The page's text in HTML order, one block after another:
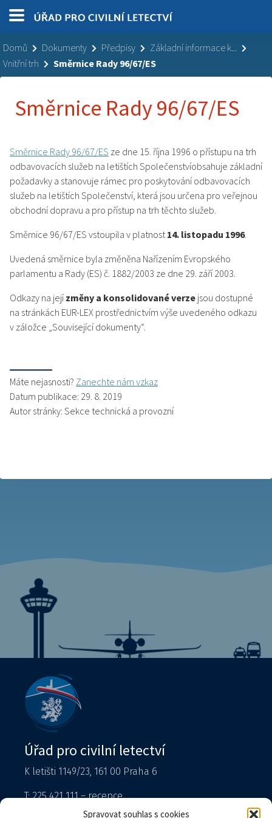
Spravovat souhlas s cookies
Domů Dokumenty Předpisy
Základní informace k...
Vnitřní trh
Směrnice Rady 96/67/ES
Směrnice Rady 96/67/ES
Směrnice Rady 96/67/ES ze dne 15. října 1996 o přístupu na trh
odbavovacích služeb na letištích Společenstvíobsahuje základní
požadavky a stanovuje rámec pro poskytování odbavovacích
služeb na letištích Společenství, která jsou určena pro veřejnou
obchodní dopravu a pro přístup na trh těchto služeb.
Směrnice 96/67/ES vstoupila v platnost14. listopadu 1996.
Uvedená směrnice byla změněna Nařízením Evropského
parlamentu a Rady (ES) č. 1882/2003 ze dne 29. září 2003.
Odkazy na její změny a konsolidované verze jsou dostupné
na stránkách EUR-LEX prostřednictvím výše uvedeného odkazu
v záložce „Související dokumenty“ .
Máte nejasnosti? Zanechte nám vzkaz
Datum publikace: 29. 8. 2019
Autor stránky: Sekce technická a provozní
Úřad pro civilní letectví
K letišti 1149/23, 161 00 Praha 6
T: 225 421 111 – recepce